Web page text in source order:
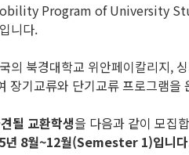
Program of University
니다.
국의 북경대학교 위안페이칼
기교류와 단기교류 프로그램을
될 교환학생을 다음과 같이 모집
년 8월~12월(Semester 1)입니